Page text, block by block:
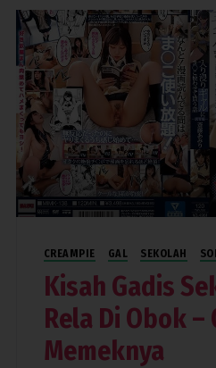
CREAMPIE GAL SEKOLAH
Kisah Gadis
Rela Di Obok –
Memeknya